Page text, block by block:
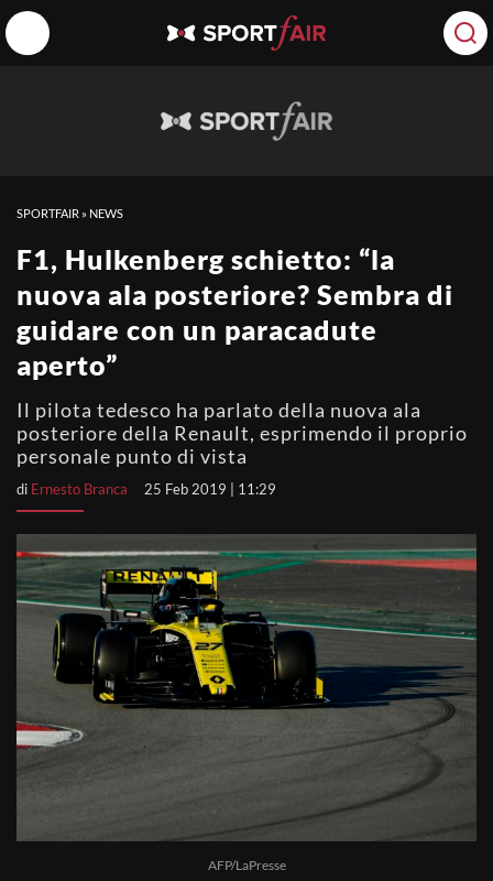
SPORTFAIR » NEWS
F1, Hulkenberg schietto: “la
nuova ala posteriore? Sembra di
guidare con un paracadute
aperto”
Il pilota tedesco ha parlato della nuova ala
posteriore della Renault, esprimendo il proprio
personale punto di vista
di Ernesto Branca 25 Feb 2019 | 11:29
AFP/LaPresse